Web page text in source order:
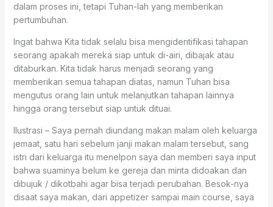
dalam proses ini, tetapi Tuhan-lah yang memberikan
pertumbuhan.
Ingat bahwa Kita tidak selalu bisa mengidentifikasi tahapan
seorang apakah mereka siap untuk di-airi, dibajak atau
ditaburkan. Kita tidak harus menjadi seorang yang
memberikan semua tahapan diatas, namun Tuhan bisa
mengutus orang lain untuk melanjutkan tahapan lainnya
hingga orang tersebut siap untuk dituai.
Ilustrasi – Saya pernah diundang makan malam oleh keluarga
jemaat, satu hari sebelum janji makan malam tersebut, sang
istri dari keluarga itu menelpon saya dan memberi saya input
bahwa suaminya belum ke gereja dan minta didoakan dan
dibujuk / dikotbahi agar bisa terjadi perubahan. Besok-nya
disaat saya makan, dari appetizer sampai main course, saya